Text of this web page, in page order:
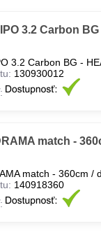
3.2 Carbon
3.2 Carbon BG -
130930012
match -
match - 360cm /
140918360